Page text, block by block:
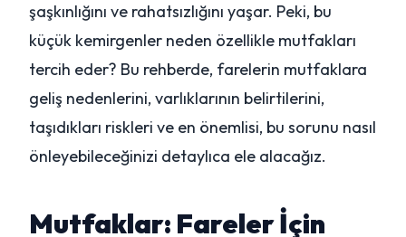
şaşkınlığını ve rahatsızlığını yaşar. Peki, bu
küçük kemirgenler neden özellikle mutfakları
tercih eder? Bu rehberde, farelerin mutfaklara
geliş nedenlerini, varlıklarının belirtilerini,
taşıdıkları riskleri ve en önemlisi, bu sorunu nasıl
önleyebileceğinizi detaylıca ele alacağız.
Mutfaklar: Fareler İçin